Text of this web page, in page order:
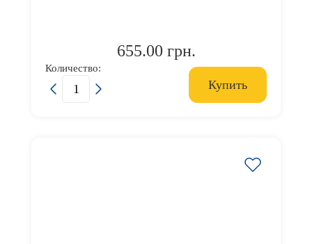
655.00 грн.
Количество:
Купить